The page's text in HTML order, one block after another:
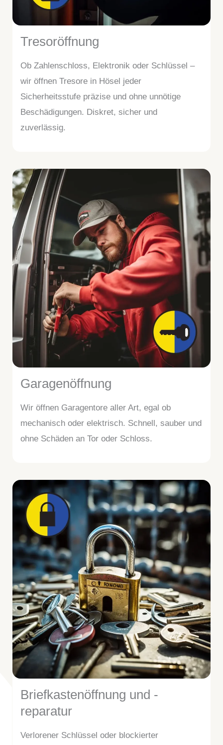
Tresoröffnung
Ob Zahlenschloss, Elektronik oder Schlüssel –
wir öffnen Tresore in Hösel jeder
Sicherheitsstufe präzise und ohne unnötige
Beschädigungen. Diskret, sicher und
zuverlässig.
Garagenöffnung
Wir öffnen Garagentore aller Art, egal ob
mechanisch oder elektrisch. Schnell, sauber und
ohne Schäden an Tor oder Schloss.
Briefkastenöffnung und -
reparatur
Verlorener Schlüssel oder blockierter